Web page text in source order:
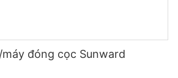
đóng cọc Sunward